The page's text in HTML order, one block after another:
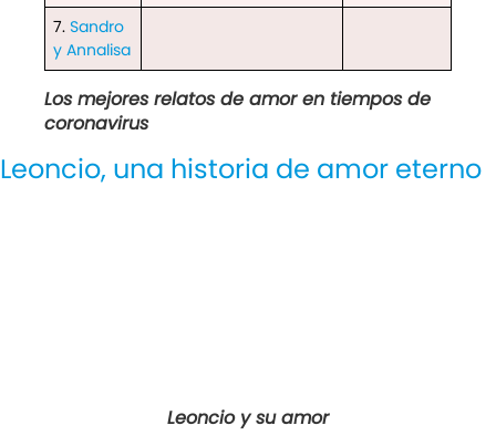
7. Sandro
y Annalisa
Los mejores relatos de amor en tiempos de
coronavirus
Leoncio, una historia de amor eterno
Leoncio y su amor